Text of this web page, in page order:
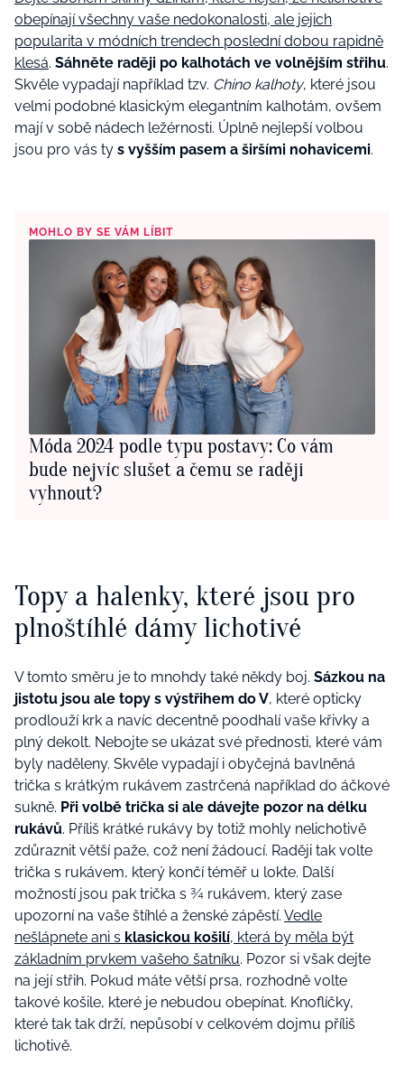
obepínají všechny vaše nedokonalosti, ale jejich
popularita v módních trendech poslední dobou rapidně
klesá. Sáhněte raději po kalhotách ve volnějším střihu.
Skvěle vypadají například tzv. Chino kalhoty, které jsou
velmi podobné klasickým elegantním kalhotám, ovšem
mají v sobě nádech ležérnosti. Úplně nejlepší volbou
jsou pro vás ty s vyšším pasem a širšími nohavicemi.
MOHLO BY SE VÁM LÍBIT
Móda 2024 podle typu postavy: Co vám
bude nejvíc slušet a čemu se raději
vyhnout?
Topy a halenky, které jsou pro
plnoštíhlé dámy lichotivé
V tomto směru je to mnohdy také někdy boj. Sázkou na
jistotu jsou ale topy s výstřihem do V, které opticky
prodlouží krk a navíc decentně poodhalí vaše křivky a
plný dekolt. Nebojte se ukázat své přednosti, které vám
byly naděleny. Skvěle vypadají i obyčejná bavlněná
trička s krátkým rukávem zastrčená například do áčkové
sukně. Při volbě trička si ale dávejte pozor na délku
rukávů. Příliš krátké rukávy by totiž mohly nelichotivě
zdůraznit větší paže, což není žádoucí. Raději tak volte
trička s rukávem, který končí téměř u lokte. Další
možností jsou pak trička s ¾ rukávem, který zase
upozorní na vaše štíhlé a ženské zápěstí. Vedle
nešlápnete ani s klasickou košilí, která by měla být
základním prvkem vašeho šatníku. Pozor si však dejte
na její střih. Pokud máte větší prsa, rozhodně volte
takové košile, které je nebudou obepínat. Knoflíčky,
které tak tak drží, nepůsobí v celkovém dojmu příliš
lichotivě.